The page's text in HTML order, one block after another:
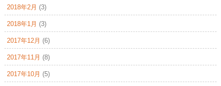
2018年2月 (3)
2018年1月 (3)
2017年12月 (6)
2017年11月 (8)
2017年10月 (5)